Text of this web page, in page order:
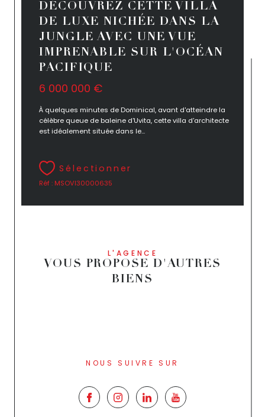
DÉCOUVREZ CETTE VILLA
DE LUXE NICHÉE DANS LA
JUNGLE AVEC UNE VUE
IMPRENABLE SUR L'OCÉAN
PACIFIQUE
6 000 000 €
À quelques minutes de Dominical, avant d'atteindre la
célèbre queue de baleine d'Uvita, cette villa d'architecte
est idéalement située dans le...
Sélectionner
Réf : MSOVI30000635
L'AGENCE
VOUS PROPOSE D'AUTRES
BIENS
NOUS SUIVRE SUR